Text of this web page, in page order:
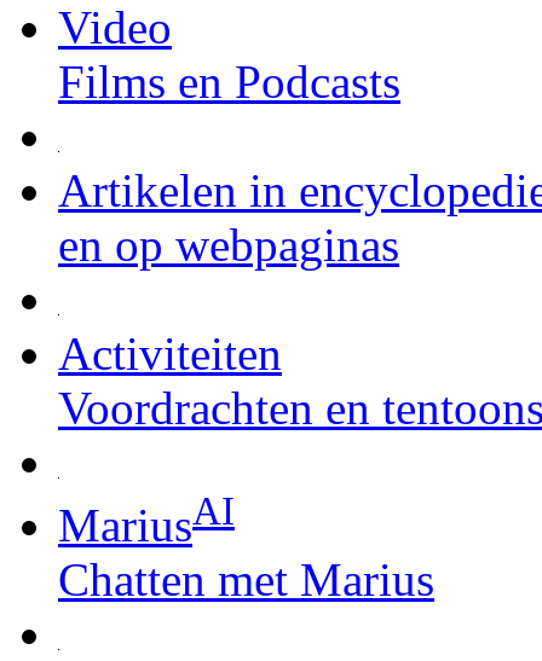
Video
Films en Podcasts
Artikelen in
en op webpaginas
Activiteiten
Voordrachten en
MariusAI
Chatten met Marius